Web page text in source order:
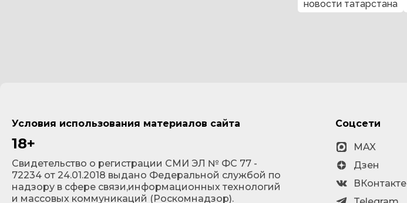
новости татарстана
Условия использования материалов сайта
18+
Cвидетельство о регистрации СМИ ЭЛ № ФС 77 -
72234 от 24.01.2018 выдано Федеральной службой по
надзору в сфере связи,информационных технологий
и массовых коммуникаций (Роскомнадзор).
Соцсети
MAX
Дзен
ВКонтакте